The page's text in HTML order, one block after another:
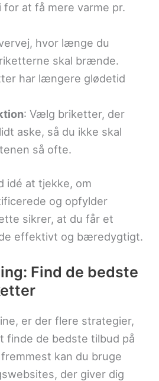
at få mere varme pr.
hvor længe du
skal brænde.
har længere glødetid
: Vælg briketter, der
aske, så du ikke skal
så ofte.
idé at tjekke, om
og opfylder
sikrer, at du får et
effektivt og bæredygtigt.
Find de bedste
er der flere strategier,
finde de bedste tilbud på
kan du bruge
der giver dig